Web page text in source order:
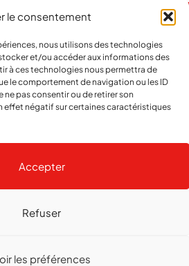
le consentement
nous utilisons des technologies
et/ou accéder aux informations des
à ces technologies nous permettra de
le comportement de navigation ou les ID
ne pas consentir ou de retirer son
effet négatif sur certaines caractéristiques
Accepter
Refuser
les préférences